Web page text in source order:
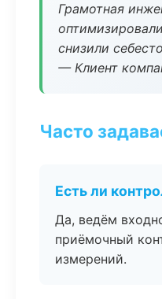
Грамотная
снизили
— Клиент
Часто
Есть ли
Да, ведём
приёмочный
измерений.